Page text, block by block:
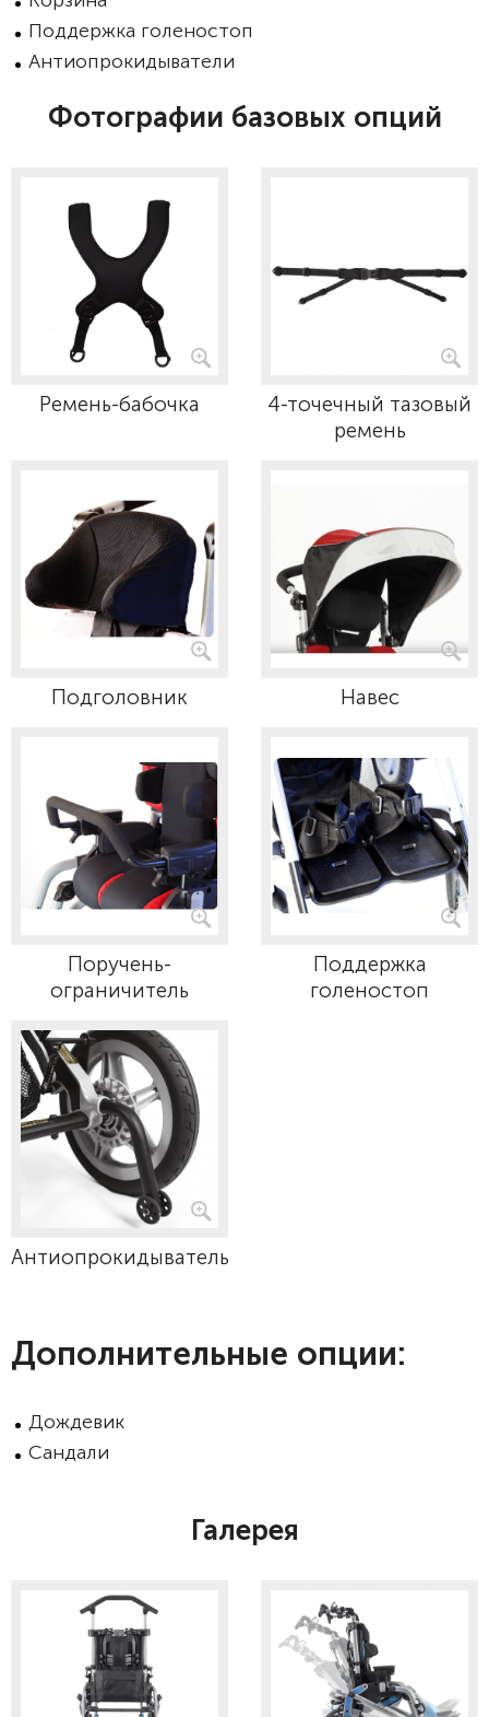
Поддержка голеностоп
Антиопрокидыватели
Фотографии базовых опций
Ремень-бабочка
4-точечный тазовый
ремень
Подголовник Навес
Поручень-
ограничитель
Поддержка
голеностоп
Антиопрокидыватель
Дополнительные опции:
Дождевик
Сандали
Галерея